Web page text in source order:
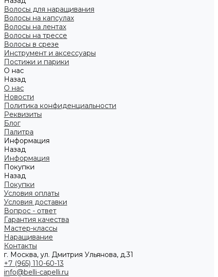
Волосы для наращивания
Волосы на капсулах
Волосы на лентах
Волосы на трессе
Волосы в срезе
Инструмент и аксессуары
Постижи и парики
О нас
Назад
О нас
Новости
Политика конфиденциальности
Реквизиты
Блог
Палитра
Информация
Назад
Информация
Покупки
Назад
Покупки
Условия оплаты
Условия доставки
Вопрос - ответ
Гарантия качества
Мастер-классы
Наращивание
Контакты
г. Москва, ул. Дмитрия Ульянова, д.31
+7 (965) 110-60-13
info@belli-capelli.ru